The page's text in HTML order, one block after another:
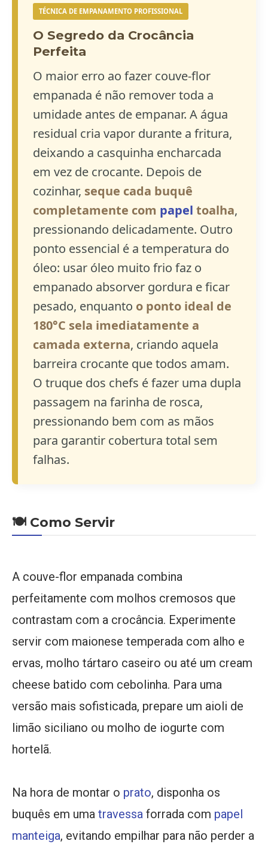
TÉCNICA DE EMPANAMENTO PROFISSIONAL
O Segredo da Crocância
Perfeita
O maior erro ao fazer couve-flor
empanada é não remover toda a
umidade antes de empanar. A água
residual cria vapor durante a fritura,
deixando a casquinha encharcada
em vez de crocante. Depois de
cozinhar, seque cada buquê
completamente com papel toalha,
pressionando delicadamente. Outro
ponto essencial é a temperatura do
óleo: usar óleo muito frio faz o
empanado absorver gordura e ficar
pesado, enquanto o ponto ideal de
180°C sela imediatamente a
camada externa, criando aquela
barreira crocante que todos amam.
O truque dos chefs é fazer uma dupla
passagem na farinha de rosca,
pressionando bem com as mãos
para garantir cobertura total sem
falhas.
🍽️ Como Servir
A couve-flor empanada combina
perfeitamente com molhos cremosos que
contrastam com a crocância. Experimente
servir com maionese temperada com alho e
ervas, molho tártaro caseiro ou até um cream
cheese batido com cebolinha. Para uma
versão mais sofisticada, prepare um aioli de
limão siciliano ou molho de iogurte com
hortelã.
Na hora de montar o prato, disponha os
buquês em uma travessa forrada com papel
manteiga, evitando empilhar para não perder a